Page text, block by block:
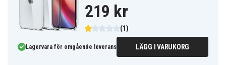
(1)
219 kr
Lagervara för omgående leverans LÄGG I VARUKORG